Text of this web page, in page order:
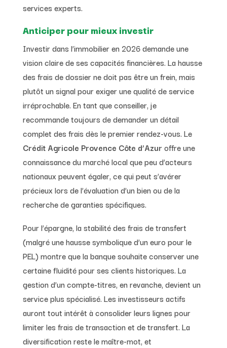
services experts.
Anticiper pour mieux investir
Investir dans l’immobilier en 2026 demande une
vision claire de ses capacités financières. La hausse
des frais de dossier ne doit pas être un frein, mais
plutôt un signal pour exiger une qualité de service
irréprochable. En tant que conseiller, je
recommande toujours de demander un détail
complet des frais dès le premier rendez-vous. Le
Crédit Agricole Provence Côte d’Azur offre une
connaissance du marché local que peu d’acteurs
nationaux peuvent égaler, ce qui peut s’avérer
précieux lors de l’évaluation d’un bien ou de la
recherche de garanties spécifiques.
Pour l’épargne, la stabilité des frais de transfert
(malgré une hausse symbolique d’un euro pour le
PEL) montre que la banque souhaite conserver une
certaine fluidité pour ses clients historiques. La
gestion d’un compte-titres, en revanche, devient un
service plus spécialisé. Les investisseurs actifs
auront tout intérêt à consolider leurs lignes pour
limiter les frais de transaction et de transfert. La
diversification reste le maître-mot, et